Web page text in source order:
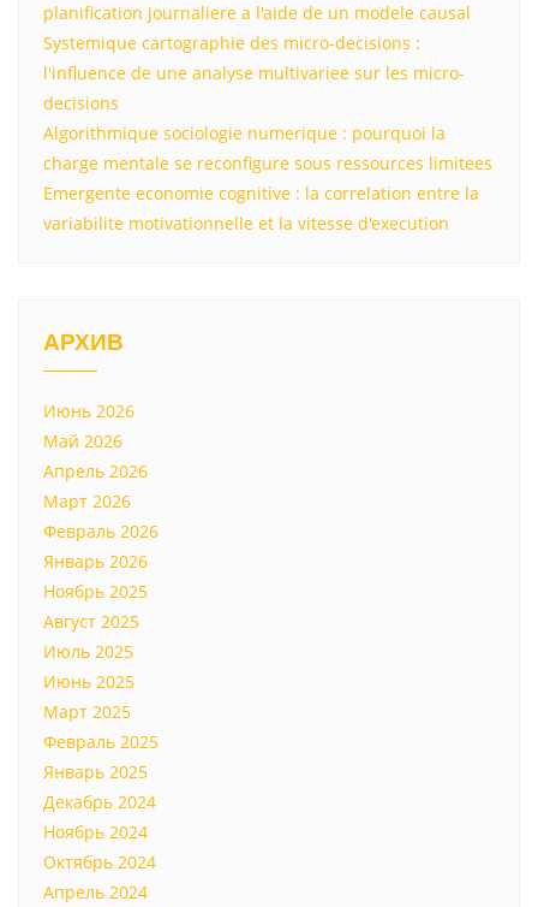
planification journaliere a l'aide de un modele causal
Systemique cartographie des micro-decisions :
l'influence de une analyse multivariee sur les micro-
decisions
Algorithmique sociologie numerique : pourquoi la
charge mentale se reconfigure sous ressources limitees
Emergente economie cognitive : la correlation entre la
variabilite motivationnelle et la vitesse d'execution
АРХИВ
Июнь 2026
Май 2026
Апрель 2026
Март 2026
Февраль 2026
Январь 2026
Ноябрь 2025
Август 2025
Июль 2025
Июнь 2025
Март 2025
Февраль 2025
Январь 2025
Декабрь 2024
Ноябрь 2024
Октябрь 2024
Апрель 2024